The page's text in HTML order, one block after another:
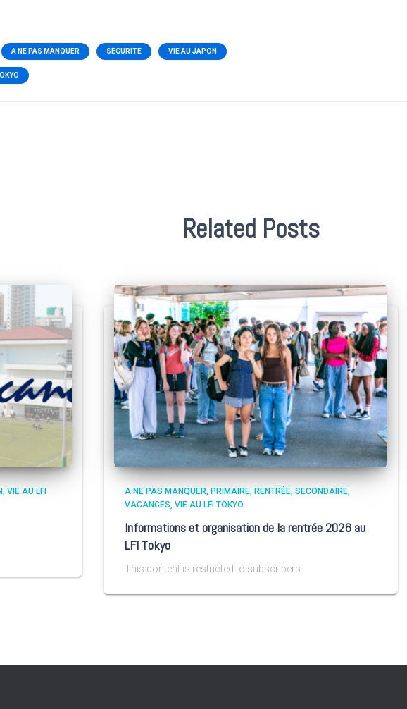
A NE PAS MANQUER SÉCURITÉ VIE AU JAPON
Related Posts
VIE AU LFI
A NE PAS MANQUER PRIMAIRE RENTRÉE SECONDAIRE
VACANCES VIE AU LFI TOKYO
Informations et organisation de la rentrée 2026 au
LFI Tokyo
This content is restricted to subscribers